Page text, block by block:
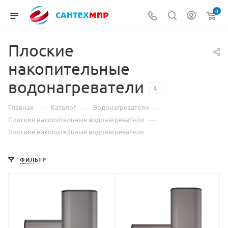
0
Плоские
накопительные
водонагреватели
4
Главная — Каталог — Водонагреватели —
Плоские накопительные водонагреватели —
Плоские накопительные водонагреватели
ФИЛЬТР